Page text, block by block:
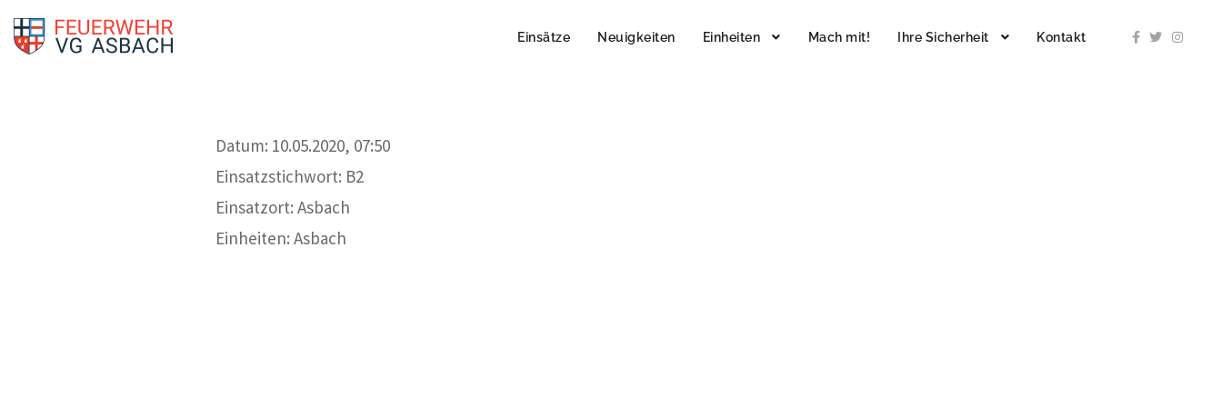
Einsätze Neuigkeiten Einheiten Mach mit! Ihre Sicherheit Kontakt
Datum: 10.05.2020, 07:50
Einsatzstichwort: B2
Einsatzort: Asbach
Einheiten: Asbach